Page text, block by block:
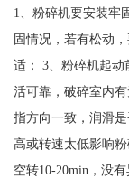
1、粉碎机要安装牢
固情况，若有松动
适； 3、粉碎机起
活可靠，破碎室内
指方向一致，润滑
高或转速太低影响
空转10-20min，没